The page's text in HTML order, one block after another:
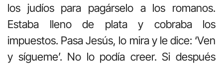
los judíos para pagárselo a los romanos.
Estaba lleno de plata y cobraba los
impuestos. Pasa Jesús, lo mira y le dice: ‘Ven
y sígueme’. No lo podía creer. Si después